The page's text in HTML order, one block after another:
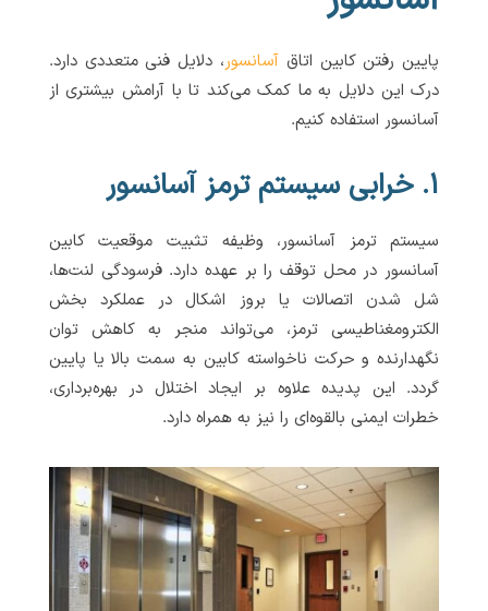
پایین رفتن کابین اتاق آسانسور، دلایل فنی متعددی دارد.
درک این دلایل به ما کمک می‌کند تا با آرامش بیشتری از
آسانسور استفاده کنیم.
۱. خرابی سیستم ترمز آسانسور
سیستم ترمز آسانسور، وظیفه تثبیت موقعیت کابین
آسانسور در محل توقف را بر عهده دارد. فرسودگی لنت‌ها،
شل شدن اتصالات یا بروز اشکال در عملکرد بخش
الکترومغناطیسی ترمز، می‌تواند منجر به کاهش توان
نگهدارنده و حرکت ناخواسته کابین به سمت بالا یا پایین
گردد. این پدیده علاوه بر ایجاد اختلال در بهره‌برداری،
خطرات ایمنی بالقوه‌ای را نیز به همراه دارد.